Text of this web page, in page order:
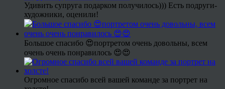
Удивить супруга подарком получилось))) Есть подруги-
художники, оценили!
Большое спасибо 😍портретом очень довольны, всем
очень очень понравилось 😍😍
Огромное спасибо всей вашей команде за портрет на